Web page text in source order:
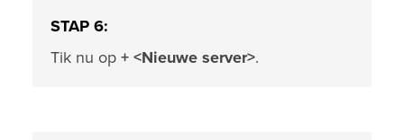
STAP 6:
Tik nu op + <Nieuwe server>.